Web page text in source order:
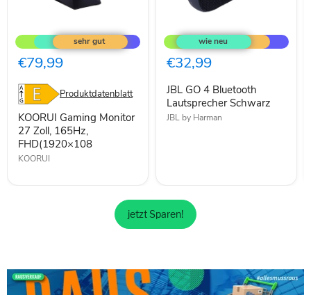
Gaming
Monitor
27
Zoll,
FHD(1920×108
€79,99
Produktdatenblatt
KOORUI Gaming Monitor
27 Zoll, 165Hz,
FHD(1920×108
KOORUI
GO
4
Bluetooth
Lautsprecher
€32,99
JBL GO 4 Bluetooth
Lautsprecher Schwarz
JBL by Harman
jetzt Sparen!